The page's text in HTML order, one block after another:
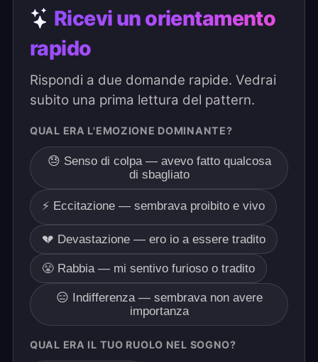
Ricevi un orientamento
rapido
Rispondi a due domande rapide. Vedrai
subito una prima lettura del pattern.
QUAL ERA L'EMOZIONE DOMINANTE?
😓 Senso di colpa — avevo fatto qualcosa
di sbagliato
⚡ Eccitazione — sembrava proibito e vivo
💔 Devastazione — ero io a essere tradito
😤 Rabbia — mi sentivo furioso o tradito
😑 Indifferenza — sembrava non avere
importanza
QUAL ERA IL TUO RUOLO NEL SOGNO?